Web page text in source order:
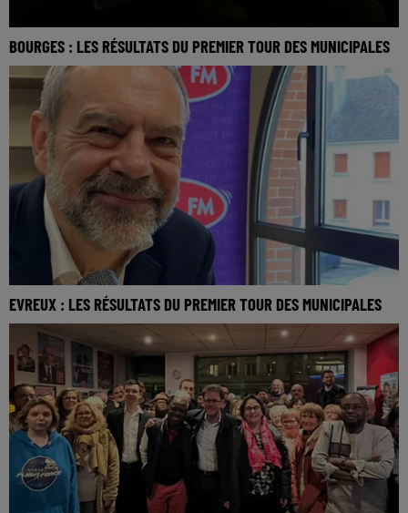
BOURGES : LES RÉSULTATS DU PREMIER TOUR DES MUNICIPALES
EVREUX : LES RÉSULTATS DU PREMIER TOUR DES MUNICIPALES